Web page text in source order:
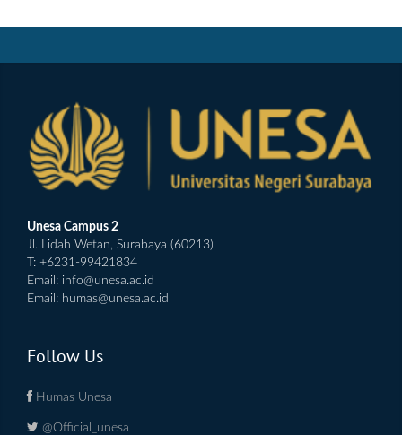
Unesa Campus 2
Jl. Lidah Wetan, Surabaya (60213)
T: +6231-99421834
Email: info@unesa.ac.id
Email: humas@unesa.ac.id
Follow Us
Humas Unesa
@Official_unesa